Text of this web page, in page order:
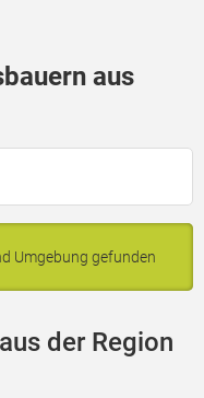
aus
Umgebung gefunden
der Region